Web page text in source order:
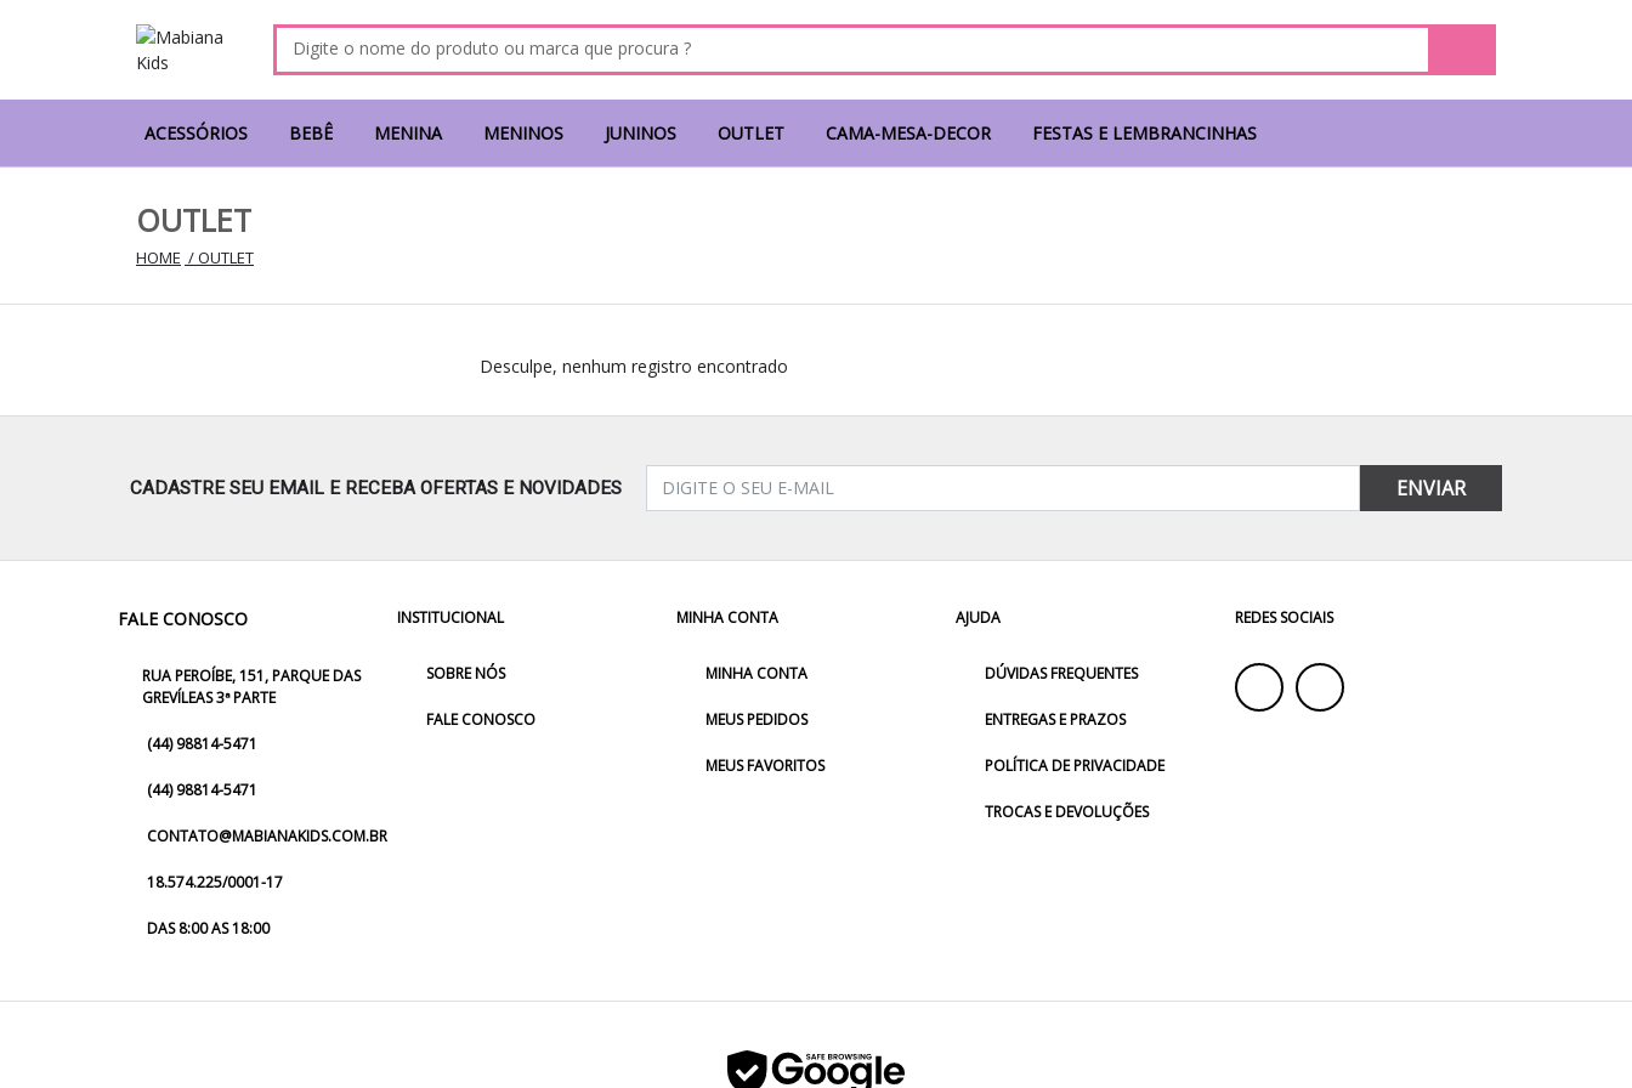
ACESSÓRIOS BEBÊ MENINA MENINOS JUNINOS OUTLET CAMA-MESA-DECOR FESTAS E LEMBRANCINHAS
OUTLET
HOME / OUTLET
Desculpe, nenhum registro encontrado
CADASTRE SEU EMAIL E RECEBA OFERTAS E NOVIDADES ENVIAR
FALE CONOSCO
RUA PEROÍBE, 151, PARQUE DAS
GREVÍLEAS 3ª PARTE
(44) 98814-5471
(44) 98814-5471
CONTATO@MABIANAKIDS.COM.BR
18.574.225/0001-17
DAS 8:00 AS 18:00
INSTITUCIONAL
SOBRE NÓS
FALE CONOSCO
MINHA CONTA
MINHA CONTA
MEUS PEDIDOS
MEUS FAVORITOS
AJUDA
DÚVIDAS FREQUENTES
ENTREGAS E PRAZOS
POLÍTICA DE PRIVACIDADE
TROCAS E DEVOLUÇÕES
REDES SOCIAIS